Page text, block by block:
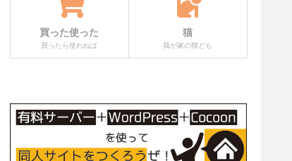
買った使った
買ったら使わねば
猫
我が家の猫ども